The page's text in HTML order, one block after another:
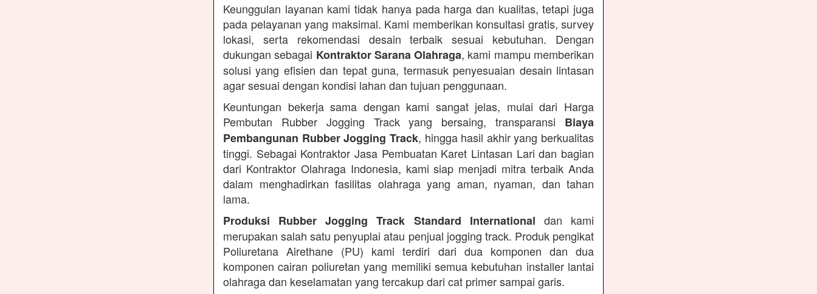
Keunggulan layanan kami tidak hanya pada harga dan kualitas, tetapi juga
pada pelayanan yang maksimal. Kami memberikan konsultasi gratis, survey
lokasi, serta rekomendasi desain terbaik sesuai kebutuhan. Dengan
dukungan sebagai Kontraktor Sarana Olahraga, kami mampu memberikan
solusi yang efisien dan tepat guna, termasuk penyesuaian desain lintasan
agar sesuai dengan kondisi lahan dan tujuan penggunaan.
Keuntungan bekerja sama dengan kami sangat jelas, mulai dari Harga
Pembutan Rubber Jogging Track yang bersaing, transparansi Biaya
Pembangunan Rubber Jogging Track, hingga hasil akhir yang berkualitas
tinggi. Sebagai Kontraktor Jasa Pembuatan Karet Lintasan Lari dan bagian
dari Kontraktor Olahraga Indonesia, kami siap menjadi mitra terbaik Anda
dalam menghadirkan fasilitas olahraga yang aman, nyaman, dan tahan
lama.
Produksi Rubber Jogging Track Standard International dan kami
merupakan salah satu penyuplai atau penjual jogging track. Produk pengikat
Poliuretana Airethane (PU) kami terdiri dari dua komponen dan dua
komponen cairan poliuretan yang memiliki semua kebutuhan installer lantai
olahraga dan keselamatan yang tercakup dari cat primer sampai garis.